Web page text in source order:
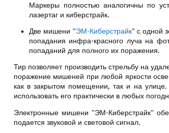
Маркеры полностью аналогичны по
лазертаг и киберстрайк.
Две мишени "ЭМ-Киберстрайк" с одной
попадания инфра-красного луча на
попаданий для полного их поражения.
Тир позволяет производить стрельбу на
поражение мишеней при любой яркости
как в закрытом помещении, так и на
использовать его практически в любых
Электронные мишени "ЭМ-Киберстрайк"
подается звуковой и световой сигнал.